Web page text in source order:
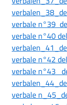
verbale n°39
verbale n°40
verbale n°42
verbale n°43
verbale